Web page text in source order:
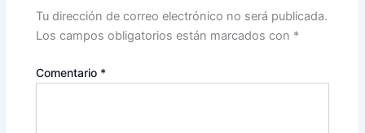
Tu dirección de correo electrónico no será publicada.
Los campos obligatorios están marcados con *
Comentario *